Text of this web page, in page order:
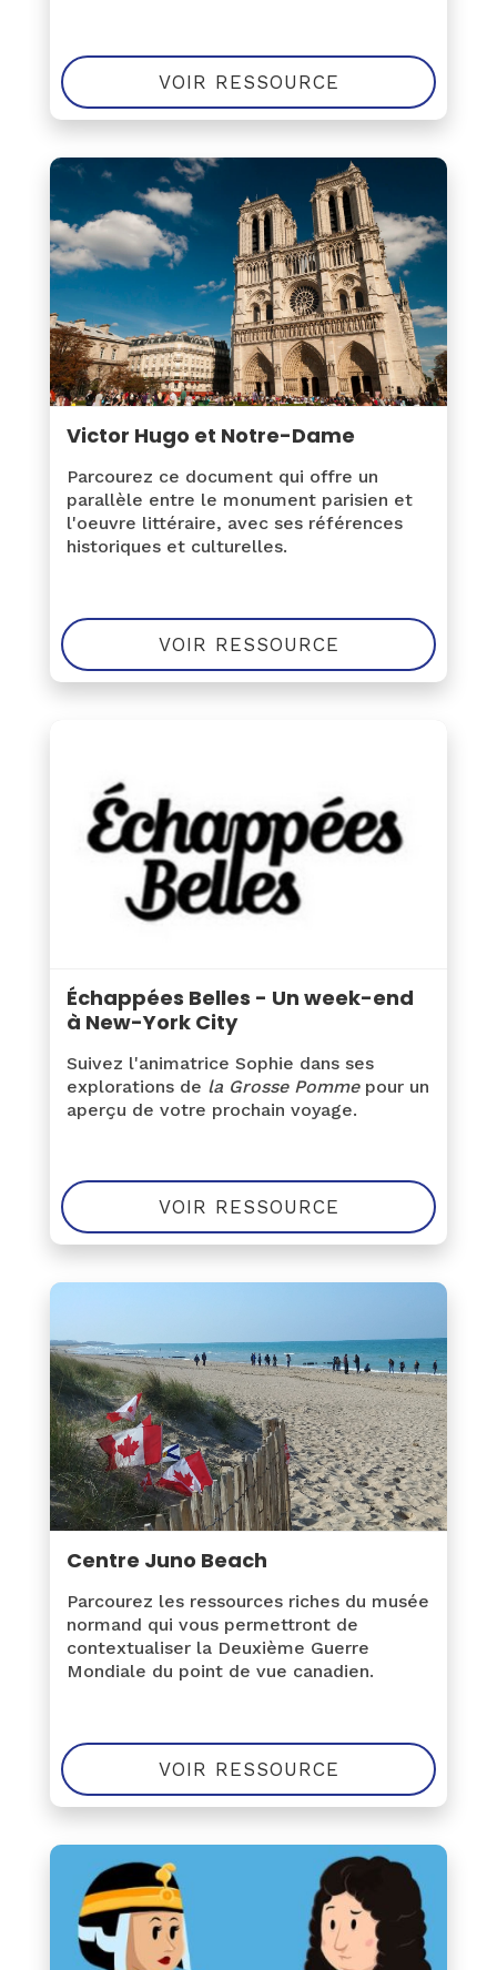
VOIR RESSOURCE
Victor Hugo et Notre-Dame
Parcourez ce document qui offre un
parallèle entre le monument parisien et
l'oeuvre littéraire, avec ses références
historiques et culturelles.
VOIR RESSOURCE
Échappées Belles - Un week-end
à New-York City
Suivez l'animatrice Sophie dans ses
explorations de la Grosse Pomme pour un
aperçu de votre prochain voyage.
VOIR RESSOURCE
Centre Juno Beach
Parcourez les ressources riches du musée
normand qui vous permettront de
contextualiser la Deuxième Guerre
Mondiale du point de vue canadien.
VOIR RESSOURCE